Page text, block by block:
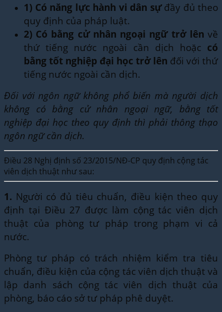
1) Có năng lực hành vi dân sựđầy đủ theo
quy định của pháp luật.
2) Có bằng cử nhân ngoại ngữ trở lên về
thứ tiếng nước ngoài cần dịch hoặc có
bằng tốt nghiệp đại học trở lên đối với thứ
tiếng nước ngoài cần dịch.
Đối với ngôn ngữ không phổ biến mà người dịch
không có bằng cử nhân ngoại ngữ, bằng tốt
nghiệp đại học theo quy định thì phải thông thạo
ngôn ngữ cần dịch.
Điều 28 Nghị định số 23/2015/NĐ-CP quy định cộng tác
viên dịch thuật như sau:
1. Người có đủ tiêu chuẩn, điều kiện theo quy
định tại Điều 27 được làm cộng tác viên dịch
thuật của phòng tư pháp trong phạm vi cả
nước.
Phòng tư pháp có trách nhiệm kiểm tra tiêu
chuẩn, điều kiện của cộng tác viên dịch thuật và
lập danh sách cộng tác viên dịch thuật của
phòng, báo cáo sở tư pháp phê duyệt.